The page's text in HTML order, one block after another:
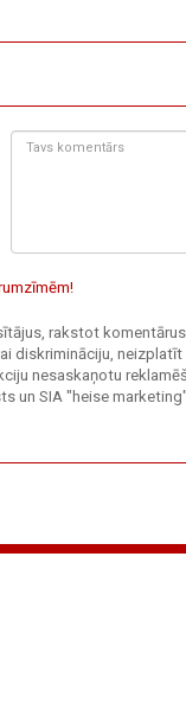
Tavs
rakstot
diskrimināciju,
nesaskaņotu
un SIA "heise